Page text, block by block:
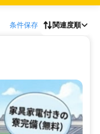
条件保存 関連度順